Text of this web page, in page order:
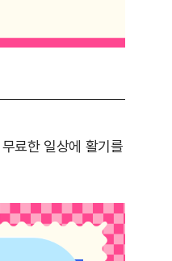
료한 일상에 활기를